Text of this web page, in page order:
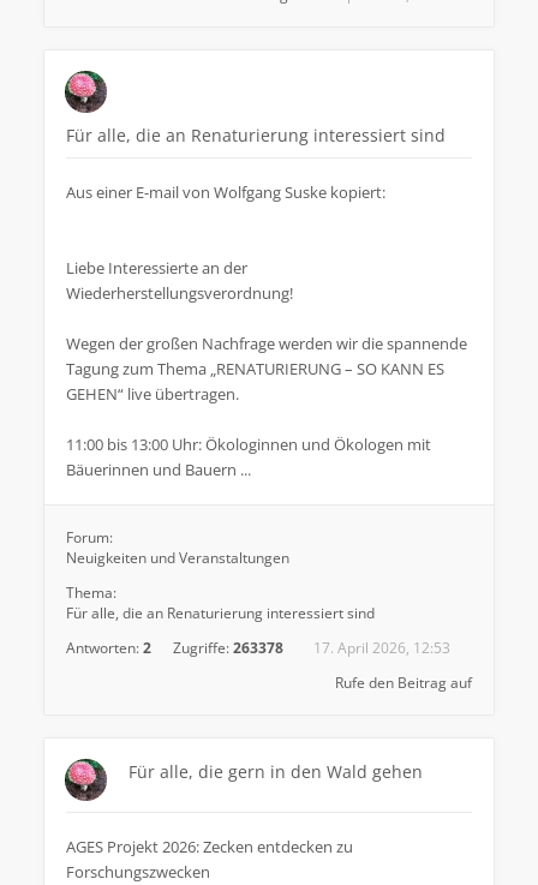
Für alle, die an Renaturierung interessiert sind
Aus einer E-mail von Wolfgang Suske kopiert:
Liebe Interessierte an der
Wiederherstellungsverordnung!
Wegen der großen Nachfrage werden wir die spannende
Tagung zum Thema „RENATURIERUNG – SO KANN ES
GEHEN“ live übertragen.
11:00 bis 13:00 Uhr: Ökologinnen und Ökologen mit
Bäuerinnen und Bauern ...
Forum:
Neuigkeiten und Veranstaltungen
Thema:
Für alle, die an Renaturierung interessiert sind
Antworten:2 Zugriffe:263378
17. April 2026, 12:53
Rufe den Beitrag auf
Für alle, die gern in den Wald gehen
AGES Projekt 2026: Zecken entdecken zu
Forschungszwecken